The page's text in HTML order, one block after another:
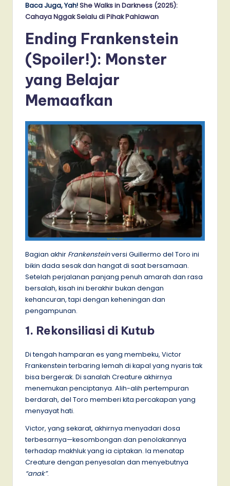
Baca Juga, Yah!She Walks in Darkness (2025):
Cahaya Nggak Selalu di Pihak Pahlawan
Ending Frankenstein
(Spoiler!): Monster
yang Belajar
Memaafkan
Bagian akhir Frankensteinversi Guillermo del Toro ini
bikin dada sesak dan hangat di saat bersamaan.
Setelah perjalanan panjang penuh amarah dan rasa
bersalah, kisah ini berakhir bukan dengan
kehancuran, tapi dengan keheningan dan
pengampunan.
1. Rekonsiliasi di Kutub
Di tengah hamparan es yang membeku, Victor
Frankenstein terbaring lemah di kapal yang nyaris tak
bisa bergerak. Di sanalah Creature akhirnya
menemukan penciptanya. Alih-alih pertempuran
berdarah, del Toro memberi kita percakapan yang
menyayat hati.
Victor, yang sekarat, akhirnya menyadari dosa
terbesarnya—kesombongan dan penolakannya
terhadap makhluk yang ia ciptakan. Ia menatap
Creature dengan penyesalan dan menyebutnya
“anak”.